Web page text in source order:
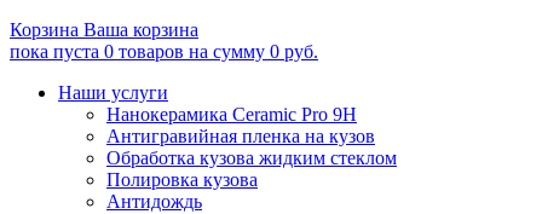
Корзина Ваша корзина
пока пуста 0 товаров на сумму 0 руб.
Наши услуги
Нанокерамика Ceramic Pro 9H
Антигравийная пленка на кузов
Обработка кузова жидким стеклом
Полировка кузова
Антидождь